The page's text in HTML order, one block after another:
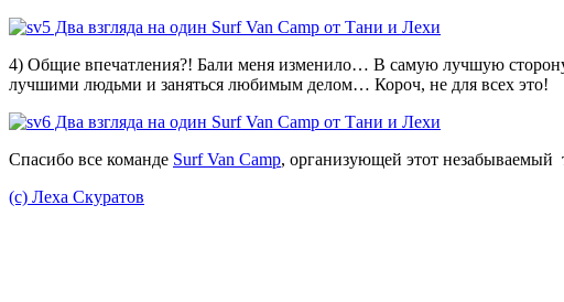
4) Общие впечатления?! Бали меня изменило… В самую лучшую
лучшими людьми и заняться любимым делом… Короч, не для всех это!
Спасибо все команде Surf Van Camp, организующей этот
(c) Леха Скуратов